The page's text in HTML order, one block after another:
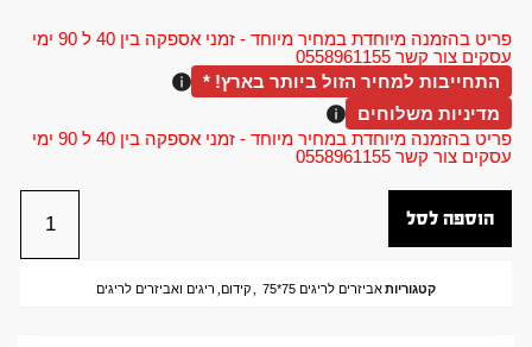
פריט בהזמנה מיוחדת במחיר מיוחד - זמני אספקה בין 40 ל 90 ימי
עסקים צור קשר 0558961155
התחייבות למחיר הזול ביותר בארץ! *
מדיניות משלוחים
פריט בהזמנה מיוחדת במחיר מיוחד - זמני אספקה בין 40 ל 90 ימי
עסקים צור קשר 0558961155
הוספה לסל
קטגוריותאביזרים לריגים 75*75 ,קידום, ריגים ואביזרים לריגים